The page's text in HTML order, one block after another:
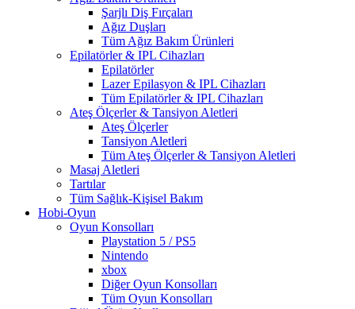
Şarjlı Diş Fırçaları
Ağız Duşları
Tüm Ağız Bakım Ürünleri
Epilatörler & IPL Cihazları
Epilatörler
Lazer Epilasyon & IPL Cihazları
Tüm Epilatörler & IPL Cihazları
Ateş Ölçerler & Tansiyon Aletleri
Ateş Ölçerler
Tansiyon Aletleri
Tüm Ateş Ölçerler & Tansiyon Aletleri
Masaj Aletleri
Tartılar
Tüm Sağlık-Kişisel Bakım
Hobi-Oyun
Oyun Konsolları
Playstation 5 / PS5
Nintendo
xbox
Diğer Oyun Konsolları
Tüm Oyun Konsolları